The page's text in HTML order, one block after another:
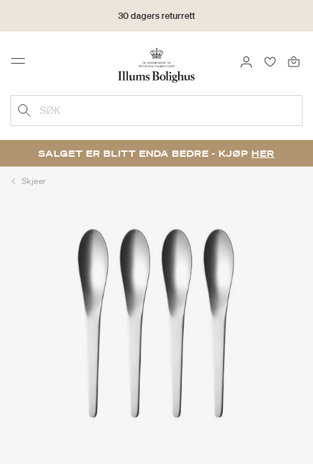
30 dagers returrett
Menu LOGG INN
SØK
SALGET ER BLITT ENDA BEDRE - KJØP HER
Skjeer